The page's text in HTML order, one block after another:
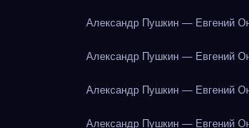
Александр Пушкин — Евгений
Александр Пушкин — Евгений
Александр Пушкин — Евгений
Александр Пушкин — Евгений